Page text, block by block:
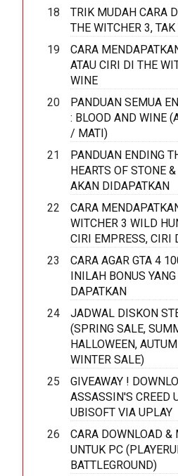
TRIK MUDAH CARA
THE WITCHER 3, TAK
CARA
ATAU CIRI DI THE
WINE
PANDUAN SEMUA
: BLOOD AND WINE
/ MATI)
PANDUAN ENDING
HEARTS OF STONE
AKAN DIDAPATKAN
CARA
WITCHER 3 WILD
CIRI EMPRESS, CIRI
CARA AGAR GTA 4
INILAH BONUS
DAPATKAN
JADWAL DISKON
(SPRING SALE,
HALLOWEEN,
WINTER SALE)
GIVEAWAY !
ASSASSIN'S CREED
UBISOFT VIA UPLAY
CARA DOWNLOAD &
UNTUK PC
BATTLEGROUND)